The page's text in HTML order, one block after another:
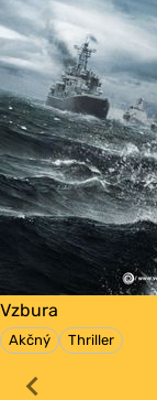
Vzbura
Akčný Thriller